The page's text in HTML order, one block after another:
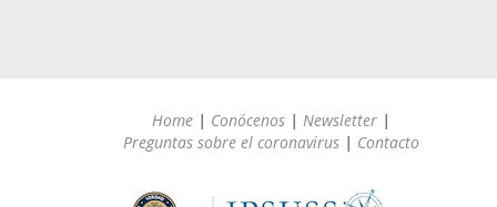
Home | Conócenos | Newsletter |
Preguntas sobre el coronavirus | Contacto